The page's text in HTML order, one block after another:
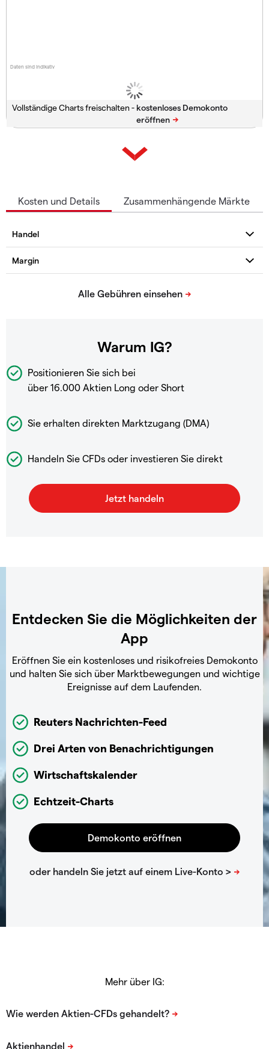
Daten sind indikativ
Vollständige Charts freischalten -
Kosten und Details Zusammenhängende Märkte
Warum IG?
Positionieren Sie sich bei
über 16.000 Aktien Long oder Short
Sie erhalten direkten Marktzugang (DMA)
Handeln Sie CFDs oder investieren Sie direkt
Entdecken Sie die Möglichkeiten der
App
Eröffnen Sie ein kostenloses und risikofreies Demokonto
und halten Sie sich über Marktbewegungen und wichtige
Ereignisse auf dem Laufenden.
Reuters Nachrichten-Feed
Drei Arten von Benachrichtigungen
Wirtschaftskalender
Echtzeit-Charts
Mehr über IG: